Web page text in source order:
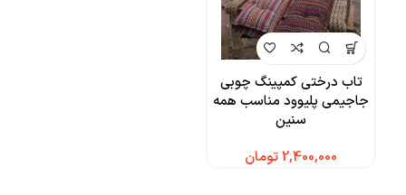
تاب درختی کمپینگ چوبی
جاجیمی پلیوود مناسب همه
سنین
تومان